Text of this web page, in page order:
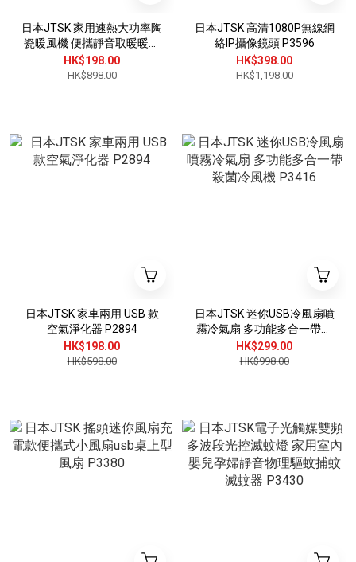
日本JTSK 家用速熱大功率陶
瓷暖風機 便攜靜音取暖暖風
機 P3736 (英規(BS1363)三
腳插頭)
HK$198.00
HK$898.00
日本JTSK 高清1080P無線網
絡IP攝像鏡頭 P3596
HK$398.00
HK$1,198.00
日本JTSK 家車兩用 USB 款
空氣淨化器 P2894
HK$198.00
HK$598.00
日本JTSK 迷你USB冷風扇噴
霧冷氣扇 多功能多合一帶殺
菌冷風機 P3416
HK$299.00
HK$998.00